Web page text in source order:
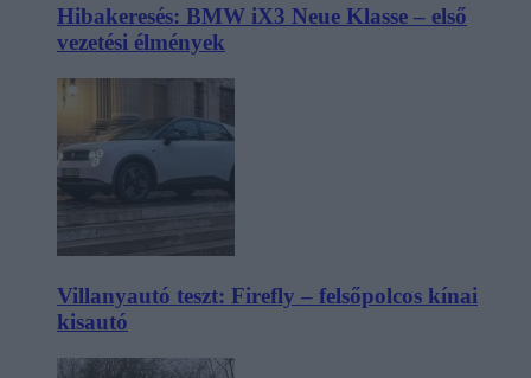
Hibakeresés: BMW iX3 Neue Klasse – első
vezetési élmények
Villanyautó teszt: Firefly – felsőpolcos kínai
kisautó